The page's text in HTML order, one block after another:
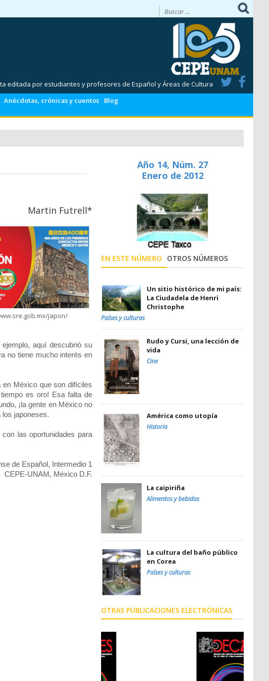
editada por estudiantes y profesores de Español y Áreas de Cultura
Anécdotas, crónicas y cuentos Blog
Martin Futrell*
japon/
aquí descubrió su
no tiene mucho interés en
México que son difíciles
es oro! Esa falta de
¡la gente en México no
japoneses.
las oportunidades para
de Español, Intermedio 1
CEPE-UNAM, México D.F.
Año 14, Núm. 27
Enero de 2012
EN ESTE NÚMERO OTROS NÚMEROS
Un sitio histórico de mi país:
La Ciudadela de Henri
Christophe
Países y culturas
Rudo y Cursi, una lección de
vida
Cine
América como utopía
Historia
La caipiriña
Alimentos y bebidas
La cultura del baño público
en Corea
Países y culturas
OTRAS PUBLICACIONES ELECTRÓNICAS